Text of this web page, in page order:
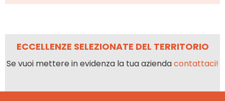
ECCELLENZE SELEZIONATE DEL TERRITORIO
Se vuoi mettere in evidenza la tua aziendacontattaci!